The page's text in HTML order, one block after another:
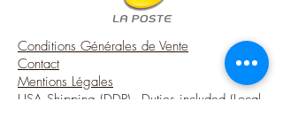
FRANCE for your miniature French house.
Conditions Générales de Vente
Contact
Mentions Légales
USA Shipping (DDP) - Duties included (Local